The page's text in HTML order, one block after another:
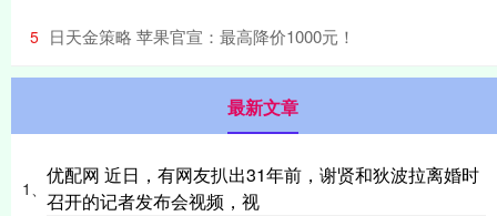
5 ​日天金策略 苹果官宣：最高降价1000元！
最新文章
1、
优配网 近日，有网友扒出31年前，谢贤和狄波拉离婚时
召开的记者发布会视频，视